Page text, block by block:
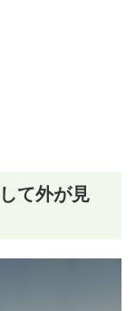
て外が見